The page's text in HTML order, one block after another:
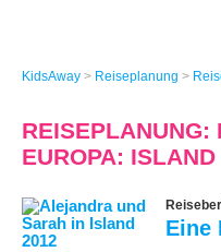
KidsAway > Reiseplanung >
REISEPLANUNG:
EUROPA: ISLAND
Eine